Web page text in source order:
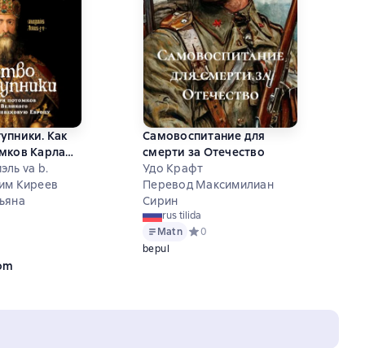
Как
Карла
Европу
va b.
Киреев
рейтинг 5 на основе 1 оценок
Самовоспитание для
смерти за Отечество
Удо Крафт
Перевод Максимилиан
Сирин
rus tilida
Matn Средний рейтинг 0 на основе 0
0
bepul